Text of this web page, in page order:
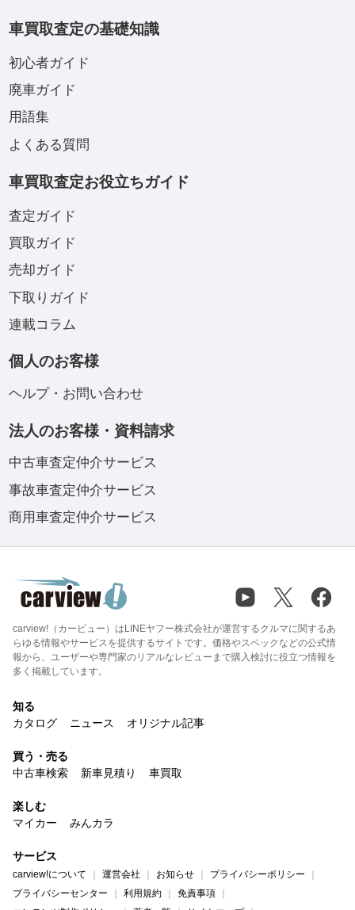
車買取査定の基礎知識
初心者ガイド
廃車ガイド
用語集
よくある質問
車買取査定お役立ちガイド
査定ガイド
買取ガイド
売却ガイド
下取りガイド
連載コラム
個人のお客様
ヘルプ・お問い合わせ
法人のお客様・資料請求
中古車査定仲介サービス
事故車査定仲介サービス
商用車査定仲介サービス
carview!（カービュー）はLINEヤフー株式会社が運営するクルマに関するあ
らゆる情報やサービスを提供するサイトです。価格やスペックなどの公式情
報から、ユーザーや専門家のリアルなレビューまで購入検討に役立つ情報を
多く掲載しています。
知る
カタログ
ニュース オリジナル記事
買う・売る
中古車検索
新車見積り 車買取
楽しむ
マイカー
みんカラ
サービス
carview!について 運営会社 お知らせ
プライバシーポリシー
プライバシーセンター
利用規約
免責事項